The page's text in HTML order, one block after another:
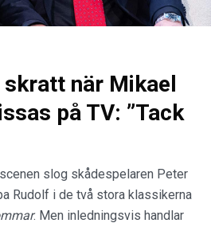
skratt när Mikael
på TV: ”Tack
slog skådespelaren Peter
Rudolf i de två stora klassikerna
. Men inledningsvis handlar